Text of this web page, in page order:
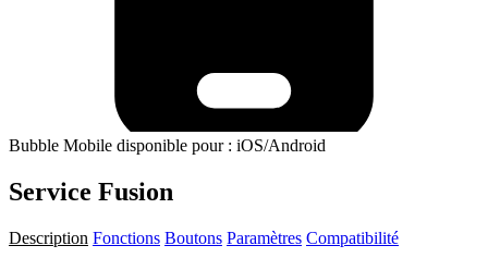
Bubble Mobile disponible pour : iOS/Android
Service Fusion
Description Fonctions Boutons Paramètres Compatibilité